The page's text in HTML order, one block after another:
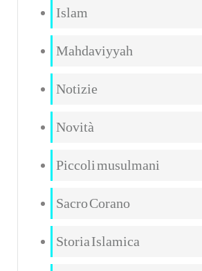
Islam
Mahdaviyyah
Notizie
Novità
Piccoli musulmani
Sacro Corano
Storia Islamica